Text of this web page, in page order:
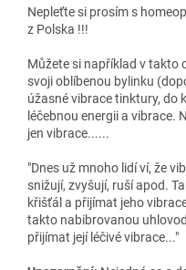
Nepleťte si prosím s
z Polska !!!
Můžete si například v takto
svoji oblíbenou bylinku
úžasné vibrace tinktury, do
léčebnou energii a vibrace.
jen vibrace......
"Dnes už mnoho lidí ví, že
snižují, zvyšují, ruší apod.
křišťál a přijímat jeho
takto nabibrovanou
přijímat její léčivé vibrace..."